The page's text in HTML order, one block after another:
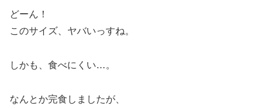
どーん！
このサイズ、ヤバいっすね。
しかも、食べにくい…。
なんとか完食しましたが、